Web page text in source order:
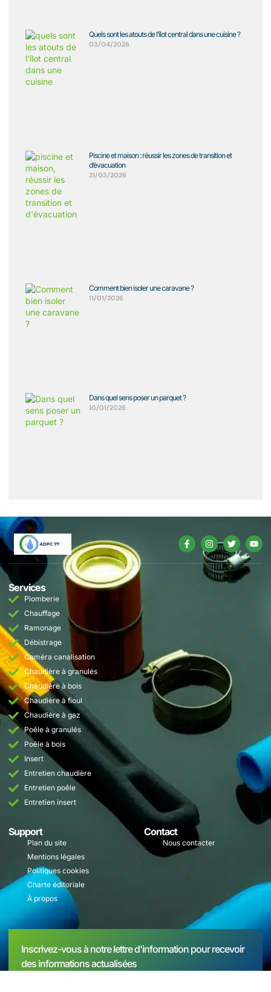
Quels sont les atouts de l’îlot central dans une cuisine ?
03/04/2026
Piscine et maison : réussir les zones de transition et
d’évacuation
21/03/2026
Comment bien isoler une caravane ?
11/01/2026
Dans quel sens poser un parquet ?
10/01/2026
Services
Plomberie
Chauffage
Ramonage
Débistrage
Caméra canalisation
Chaudière à granulés
Chaudière à bois
Chaudière à fioul
Chaudière à gaz
Poêle à granulés
Poêle à bois
Insert
Entretien chaudière
Entretien poêle
Entretien insert
Support
Plan du site
Mentions légales
Politiques cookies
Charte éditoriale
À propos
Contact
Nous contacter
Inscrivez-vous à notre lettre d'information pour recevoir
des informations actualisées